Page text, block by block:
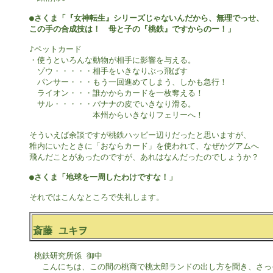
●さくま「『女神転生』シリーズじゃないんだから、無理でっせ、
この手の合成技は！　母と子の『桃鉄』ですからのー！」
♪ペットカード
・使うといろんな動物が相手に影響を与える。
ゾウ・・・・・相手をいきなりぶっ飛ばす
パンサー・・・もう一回進めてしまう、しかも急行！
ライオン・・・誰かからカードを一枚奪える！
サル・・・・・バナナの皮でいきなり滑る。
本州からいきなりフェリーへ！
そういえば余談ですが桃鉄ハッピー辺りだったと思いますが、
稚内にいたときに「おならカード」を使われて、なぜかグアムへ
飛んだことがあったのですが、あれはなんだったのでしょうか？
●さくま「地球を一周したわけですな！」
それではこんなところで失礼します。
斎藤 ユキヲ
桃鉄研究所係 御中
こんにちは、この間の桃商で桃太郎ランドの出し方を聞き、さっ